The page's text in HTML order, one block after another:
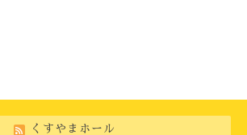
くすやまホール